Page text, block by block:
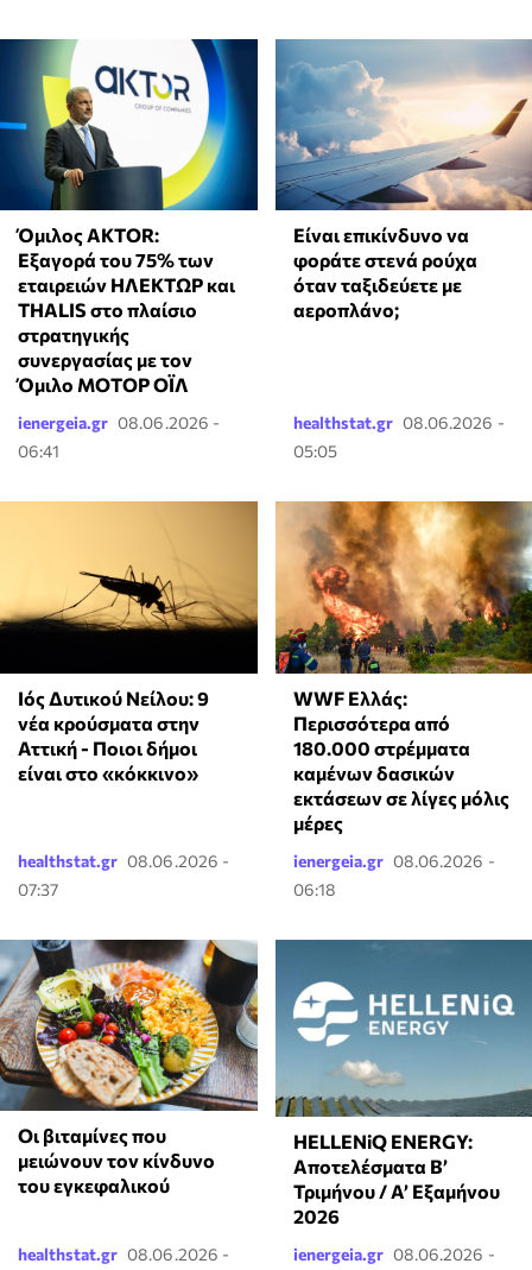
Όμιλος AKTOR:
Εξαγορά του 75% των
εταιρειών ΗΛΕΚΤΩΡ και
THALIS στο πλαίσιο
στρατηγικής
συνεργασίας με τον
Όμιλο ΜΟΤΟΡ ΟΪΛ
ienergeia.gr 08.06.2026 -
06:41
⁠Είναι επικίνδυνο να
φοράτε στενά ρούχα
όταν ταξιδεύετε με
αεροπλάνο;
healthstat.gr 08.06.2026 -
05:05
Ιός Δυτικού Νείλου: 9
νέα κρούσματα στην
Αττική - Ποιοι δήμοι
είναι στο «κόκκινο»
healthstat.gr 08.06.2026 -
07:37
WWF Ελλάς:
Περισσότερα από
180.000 στρέμματα
καμένων δασικών
εκτάσεων σε λίγες μόλις
μέρες
ienergeia.gr 08.06.2026 -
06:18
Οι βιταμίνες που
μειώνουν τον κίνδυνο
του εγκεφαλικού
healthstat.gr 08.06.2026 -
HELLENiQ ENERGY:
Αποτελέσματα Β’
Τριμήνου / Α’ Εξαμήνου
2026
ienergeia.gr 08.06.2026 -